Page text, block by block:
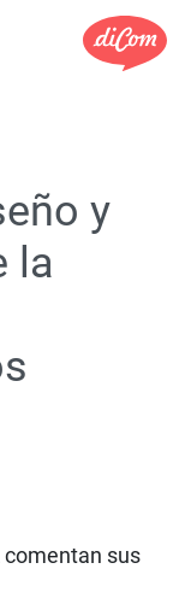
y
la
sus